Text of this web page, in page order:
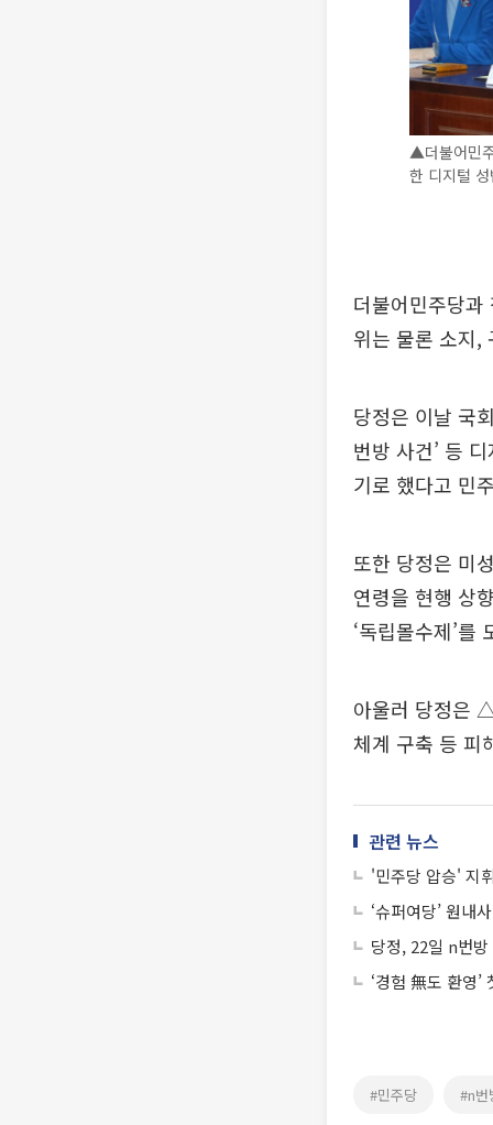
▲더불어민
한 디지털
더불어민주당
위는 물론 소지,
당정은 이날 국
번방 사건’ 등
기로 했다고 민
또한 당정은 미
연령을 현행 상
‘독립몰수제’
아울러 당정은
체계 구축 등 피
관련 뉴스
'민주당 압승' 지
‘슈퍼여당’ 원내
당정, 22일 n번
‘경험 無도 환영’
#민주당 #n번